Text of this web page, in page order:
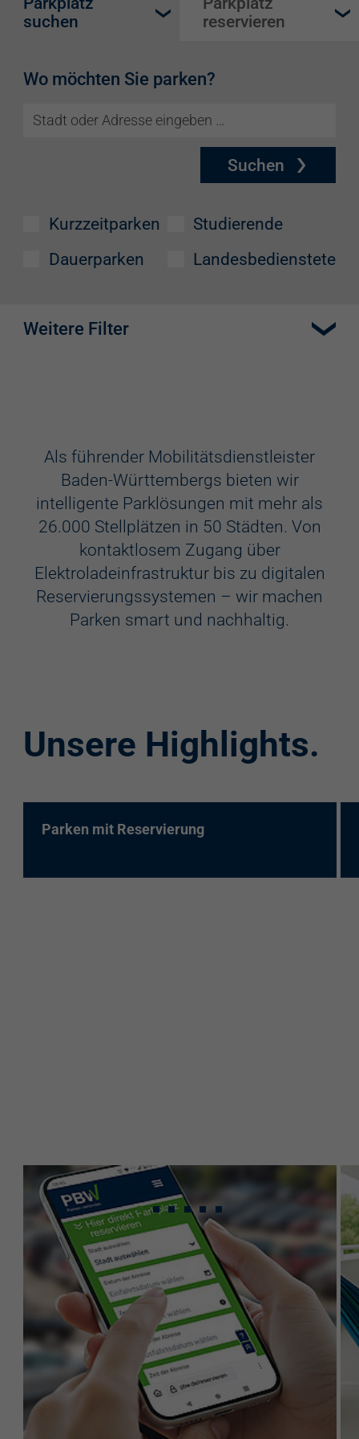
suchen
reservieren
Wo möchten Sie parken?
Suchen
Kurzzeitparken
Dauerparken
Studierende
Landesbedienstete
Weitere Filter
Aufzug
Videokameras
Schülerkunst
Behindertenstellplätze
Familienstellplätze
re:charge-Karte
Als führender Mobilitätsdienstleister
Baden-Württembergs bieten wir
intelligente Parklösungen mit mehr als
26.000 Stellplätzen in 50 Städten. Von
kontaktlosem Zugang über
Elektroladeinfrastruktur bis zu digitalen
Reservierungssystemen – wir machen
Parken smart und nachhaltig.
Unsere Highlights.
Parken mit Reservierung
Gebündeltes Know-
how für maximale
Leistung.